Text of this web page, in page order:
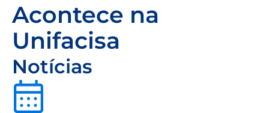
Acontece na
Unifacisa
Notícias